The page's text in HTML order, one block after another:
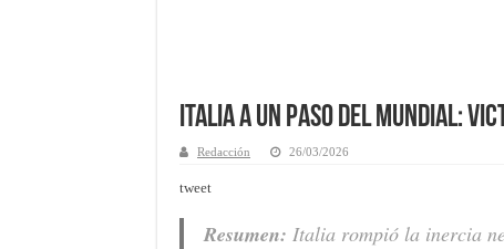
Italia a un paso del Mundial:
Redacción 26/03/2026
tweet
Resumen: Italia rompió la inercia